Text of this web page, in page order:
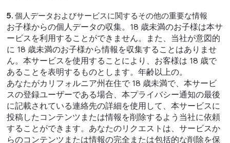
5. 個人データおよびサービスに関するその他の重要な情報
お子様からの個人データの収集。18 歳未満のお子様は本サ
ービスを利用することができません。また、当社が意図的
に 18 歳未満のお子様から情報を収集することはありませ
ん。本サービスを使用することにより、お客様は 18 歳で
あることを表明するものとします。年齢以上の。
あなたがカリフォルニア州在住で 18 歳未満で、本サービ
スの登録ユーザーである場合、本プライバシー通知の最後
に記載されている連絡先の詳細を使用して、本サービスに
投稿したコンテンツまたは情報を削除するよう当社に依頼
することができます。あなたのリクエストは、サービスか
らのコンテンツまたは情報の完全または包括的な削除を保